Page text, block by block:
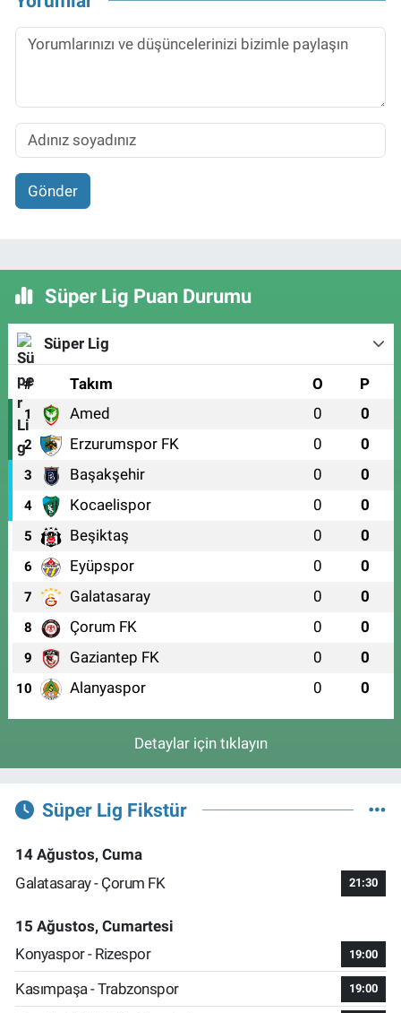
Gönder
Süper Lig Puan Durumu
Süper Lig
# Takım O P
1 Amed 0 0
2 Erzurumspor FK 0 0
3 Başakşehir 0 0
4 Kocaelispor 0 0
5 Beşiktaş 0 0
6 Eyüpspor 0 0
7 Galatasaray 0 0
8 Çorum FK 0 0
9 Gaziantep FK 0 0
10 Alanyaspor 0 0
Detaylar için tıklayın
Süper Lig Fikstür
14 Ağustos, Cuma
Galatasaray - Çorum FK
21:30
15 Ağustos, Cumartesi
Konyaspor - Rizespor
19:00
Kasımpaşa - Trabzonspor 19:00